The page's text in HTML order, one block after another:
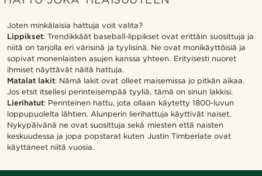
Joten minkälaisia hattuja voit valita?
Lippikset: Trendikkäät baseball-lippikset ovat erittäin suosittuja ja
niitä on tarjolla eri värisinä ja tyylisinä. Ne ovat monikäyttöisiä ja
sopivat monenlaisten asujen kanssa yhteen. Erityisesti nuoret
ihmiset näyttävät näitä hattuja.
Matalat lakit: Nämä lakit ovat olleet maisemissa jo pitkän aikaa.
Jos etsit itsellesi perinteisempää tyyliä, tämä on sinun lakkisi.
Lierihatut: Perinteinen hattu, jota ollaan käytetty 1800-luvun
loppupuolelta lähtien. Alunperin lierihattuja käyttivät naiset.
Nykypäivänä ne ovat suosittuja sekä miesten että naisten
keskuudessa ja jopa popstarat kuten Justin Timberlate ovat
käyttáneet niitä vuosia.